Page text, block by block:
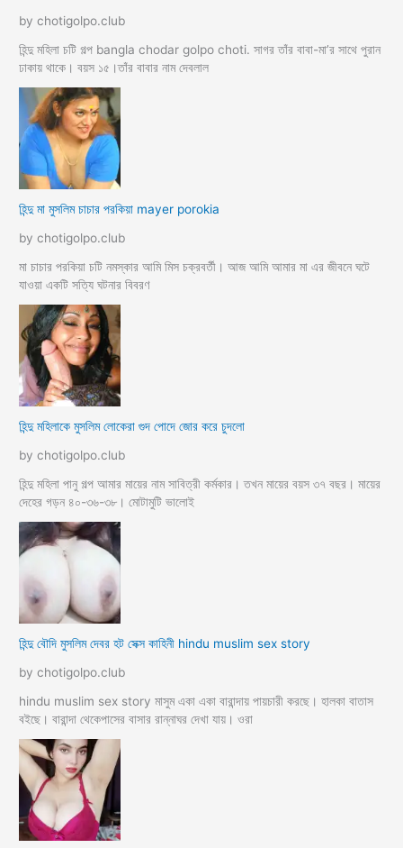
by chotigolpo.club
হিন্দু মহিলা চটি গল্প bangla chodar golpo choti. সাগর তাঁর বাবা-মা’র সাথে পুরান
ঢাকায় থাকে। বয়স ১৫।তাঁর বাবার নাম দেবলাল
হিন্দু মা মুসলিম চাচার পরকিয়া mayer porokia
by chotigolpo.club
মা চাচার পরকিয়া চটি নমস্কার আমি মিস চক্রবর্তী। আজ আমি আমার মা এর জীবনে ঘটে
যাওয়া একটি সত্যি ঘটনার বিবরণ
হিন্দু মহিলাকে মুসলিম লোকেরা গুদ পোদে জোর করে চুদলো
by chotigolpo.club
হিন্দু মহিলা পানু গল্প আমার মায়ের নাম সাবিত্রী কর্মকার। তখন মায়ের বয়স ৩৭ বছর। মায়ের
দেহের গড়ন ৪০-৩৬-৩৮। মোটামুটি ভালোই
হিন্দু বৌদি মুসলিম দেবর হট সেক্স কাহিনী hindu muslim sex story
by chotigolpo.club
hindu muslim sex story মাসুম একা একা বারান্দায় পায়চারী করছে। হালকা বাতাস
বইছে। বারান্দা থেকেপাসের বাসার রান্নাঘর দেখা যায়। ওরা